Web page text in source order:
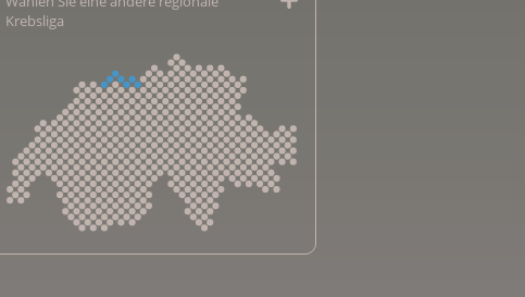
Krebsliga